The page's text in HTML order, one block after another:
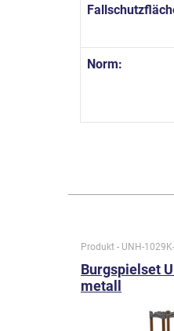
Norm:
Produkt - UNH-
Burgspielset
metall